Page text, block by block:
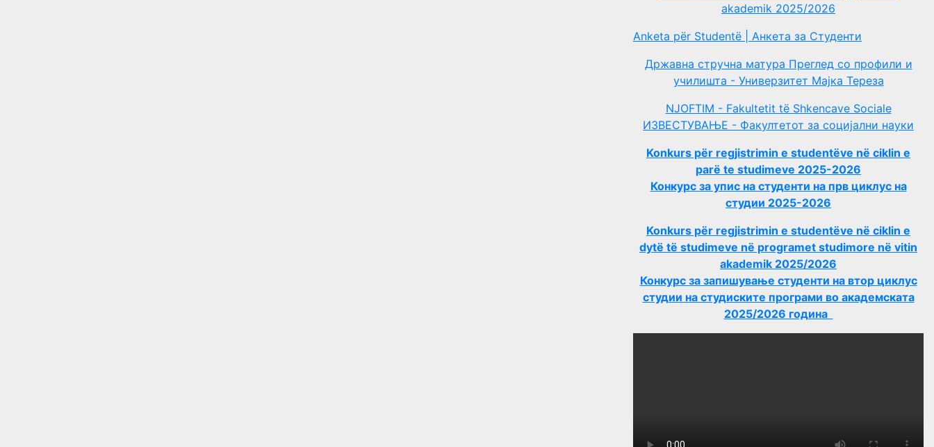
akademik 2025/2026
Anketa për Studentë | Анкета за Студенти
Државна стручна матура Преглед со профили и
училишта - Универзитет Мајка Тереза
NJOFTIM - Fakultetit të Shkencave Sociale
ИЗВЕСТУВАЊЕ - Факултетот за социјални науки
Konkurs për regjistrimin e studentëve në ciklin e
parë te studimeve 2025-2026
Конкурс за упис на студенти на прв циклус на
студии 2025-2026
Konkurs për regjistrimin e studentëve në ciklin e
dytë të studimeve në programet studimore në vitin
akademik 2025/2026
Конкурс за запишување студенти на втор циклус
студии на студиските програми во академската
2025/2026 година